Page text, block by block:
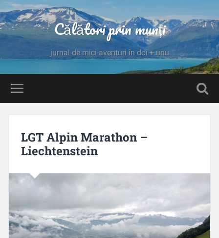
Călători prin munți
jurnal de mici aventuri în doi + unu
LGT Alpin Marathon –
Liechtenstein